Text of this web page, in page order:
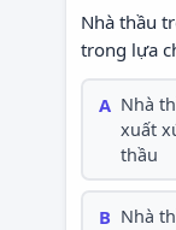
Nhà thầu
trong lựa
A Nhà
xuất
thầu
B Nhà